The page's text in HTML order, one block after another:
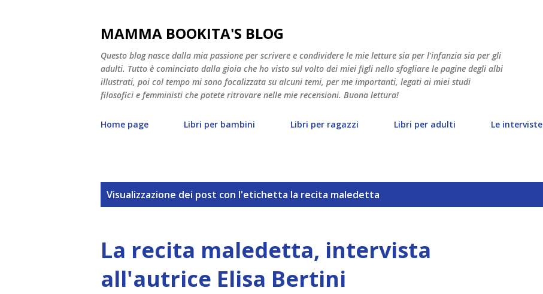
MAMMA BOOKITA'S BLOG
Questo blog nasce dalla mia passione per scrivere e condividere le mie letture sia per l'infanzia sia per gli
adulti. Tutto è cominciato dalla gioia che ho visto sul volto dei miei figli nello sfogliare le pagine degli albi
illustrati, poi col tempo mi sono focalizzata su alcuni temi, per me importanti, legati ai miei studi
filosofici e femministi che potete ritrovare nelle mie recensioni. Buona lettura!
Home page Libri per bambini Libri per ragazzi Libri per adulti Le interviste
Visualizzazione dei post con l'etichetta la recita maledetta
La recita maledetta, intervista
all'autrice Elisa Bertini